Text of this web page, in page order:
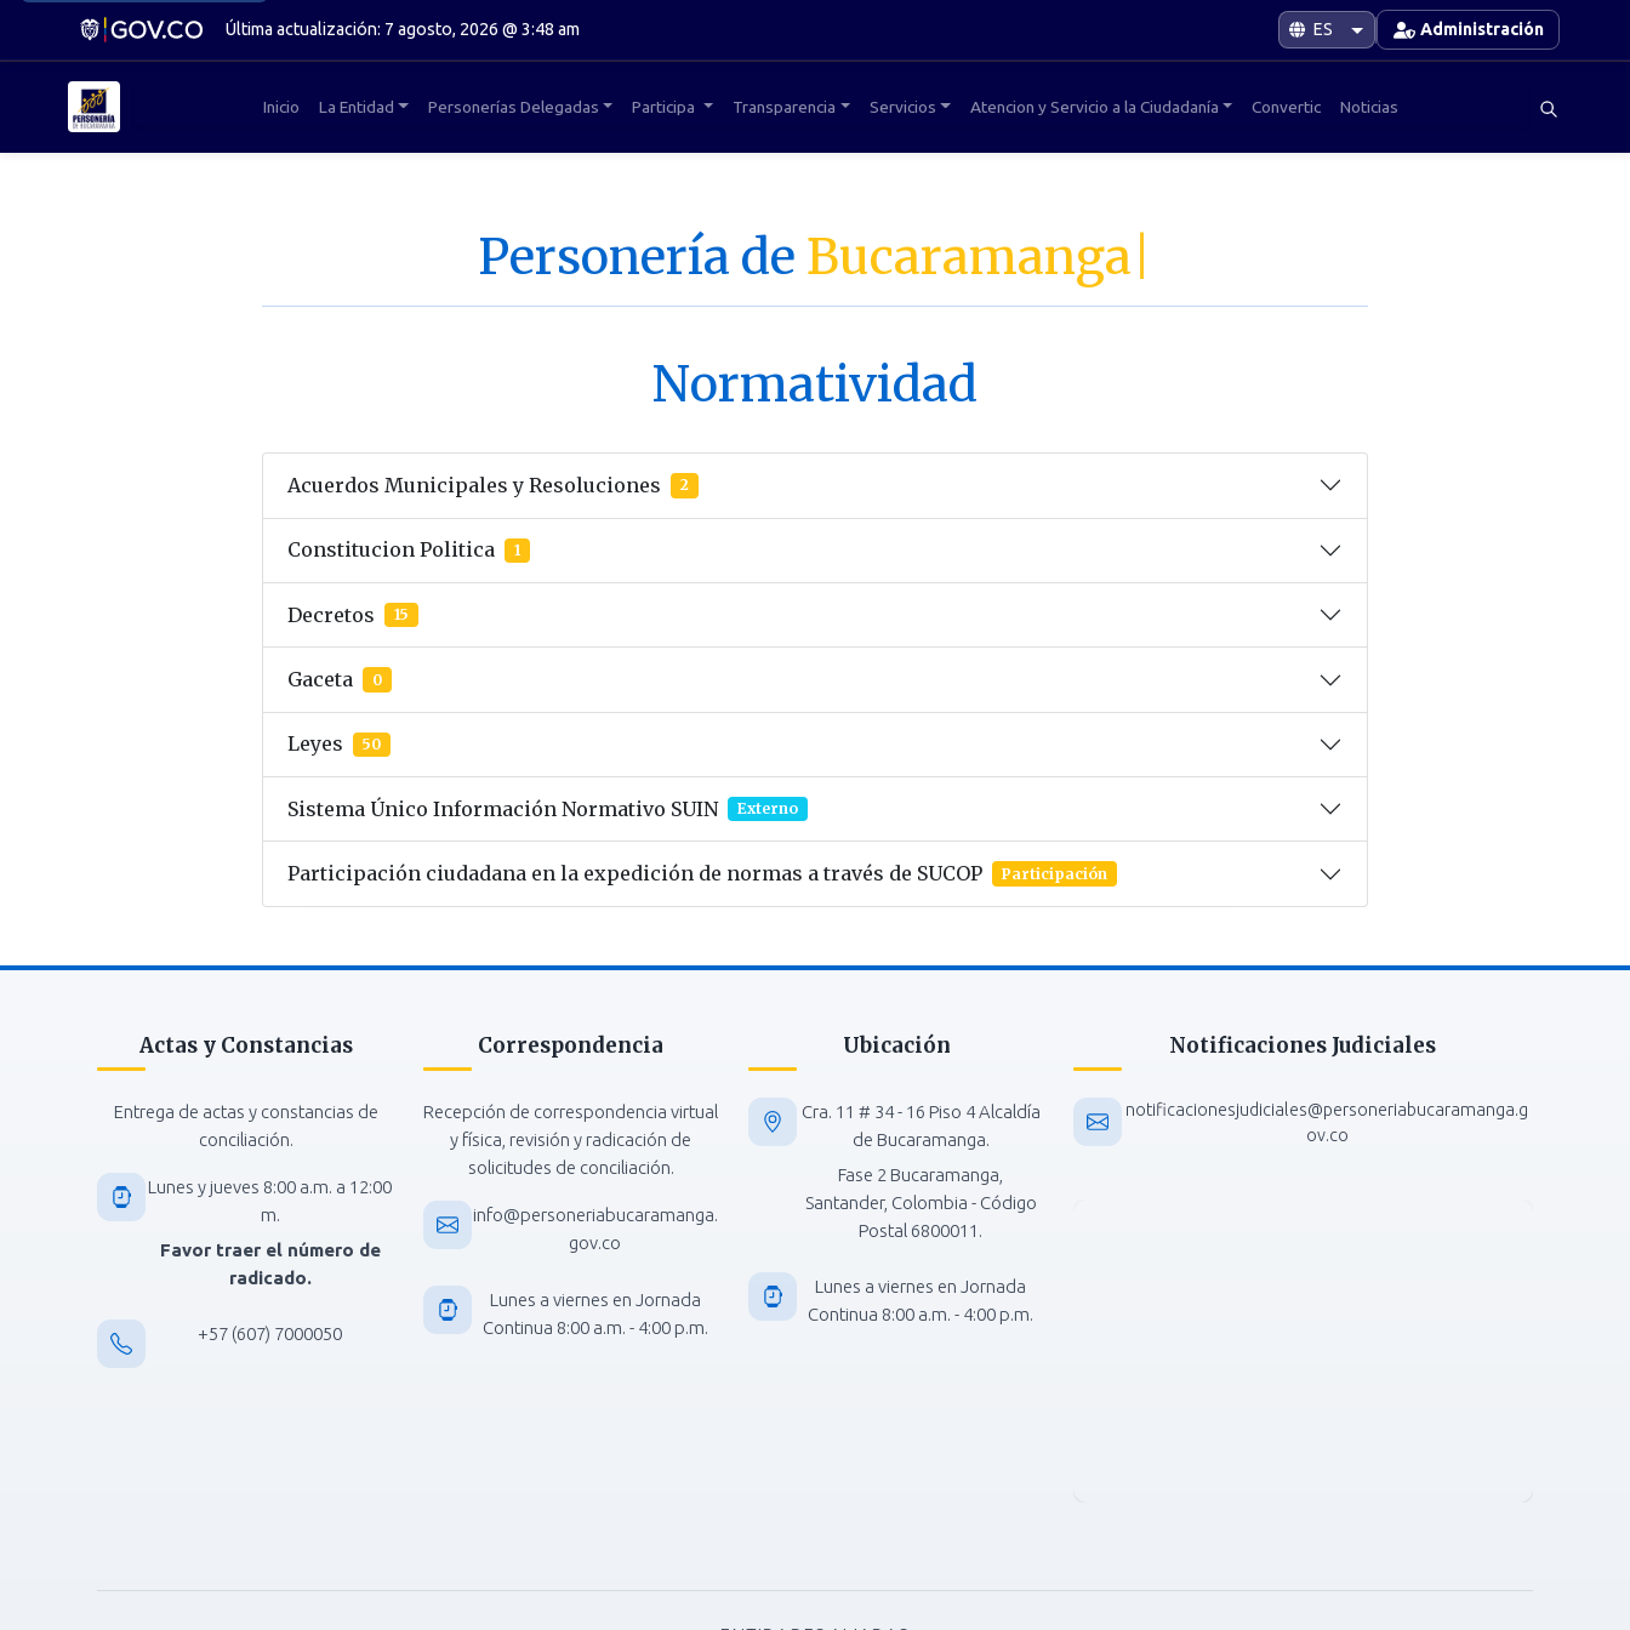
Última actualización: 7 agosto, 2026 @ 3:48 am Administración
Inicio La Entidad Personerías Delegadas Participa Transparencia Servicios Atencion y Servicio a la Ciudadanía Convertic Noticias
Personería de Bucaramanga
Normatividad
Acuerdos Municipales y Resoluciones 2
Constitucion Politica 1
Decretos 15
Gaceta 0
Leyes 50
Sistema Único Información Normativo SUIN Externo
Participación ciudadana en la expedición de normas a través de SUCOP Participación
Actas y Constancias
Entrega de actas y constancias de
conciliación.
Lunes y jueves 8:00 a.m. a 12:00
m.
Favor traer el número de
radicado.
+57 (607) 7000050
Correspondencia
Recepción de correspondencia virtual
y física, revisión y radicación de
solicitudes de conciliación.
info@personeriabucaramanga.
gov.co
Lunes a viernes en Jornada
Continua 8:00 a.m. - 4:00 p.m.
Ubicación
Cra. 11 # 34 - 16 Piso 4 Alcaldía
de Bucaramanga.
Fase 2 Bucaramanga,
Santander, Colombia - Código
Postal 6800011.
Lunes a viernes en Jornada
Continua 8:00 a.m. - 4:00 p.m.
Notificaciones Judiciales
notificacionesjudiciales@personeriabucaramanga.g
ov.co